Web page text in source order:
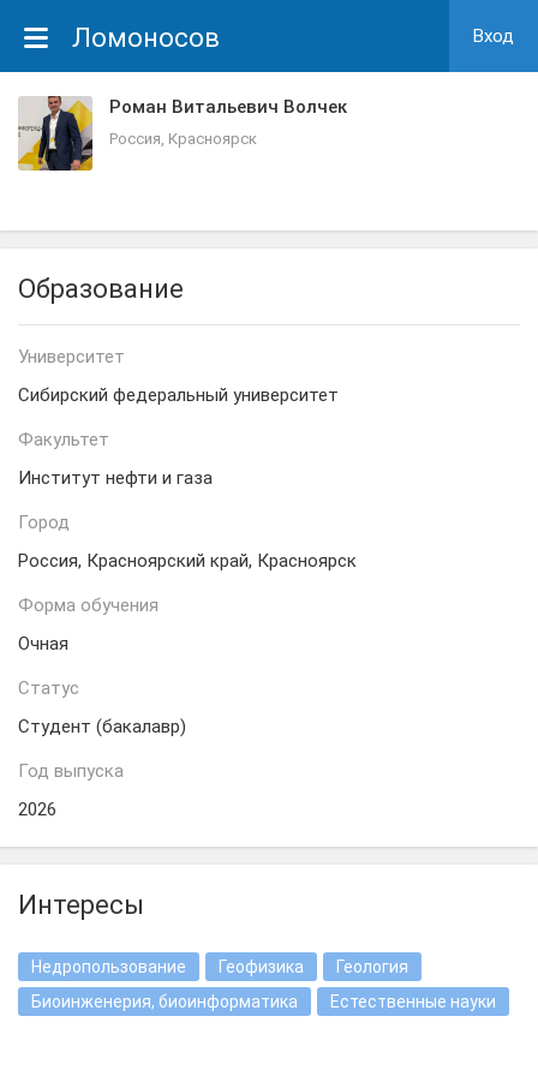
Ломоносов Вход
Роман Витальевич Волчек
Россия, Красноярск
Образование
Университет
Сибирский федеральный университет
Факультет
Институт нефти и газа
Город
Россия, Красноярский край, Красноярск
Форма обучения
Очная
Статус
Студент (бакалавр)
Год выпуска
2026
Интересы
Недропользование Геофизика
Геология
Биоинженерия, биоинформатика
Естественные науки